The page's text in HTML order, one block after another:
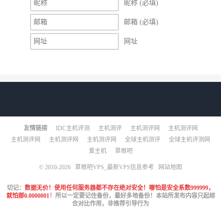
昵称 (必填)
邮箱 (必填)
网址
友情链接 IDC主机评测 主机测评 主机测评网
主机测评网
主机测评网
主机测评网 主机测评网 全球主机测评
全球主机评测网
爱主机
草根吧
© 2010-2026 草根吧VPS_最新VPS信息参考 网站地图
切记： 数据无价！使用任何服务器都不存在绝对安全！哪怕是安全系数999999，
就怕那0.0000001！所以一定要记住备份，最好多地备份！本站所发布内容只起综
合对比作用，非推荐引导行为